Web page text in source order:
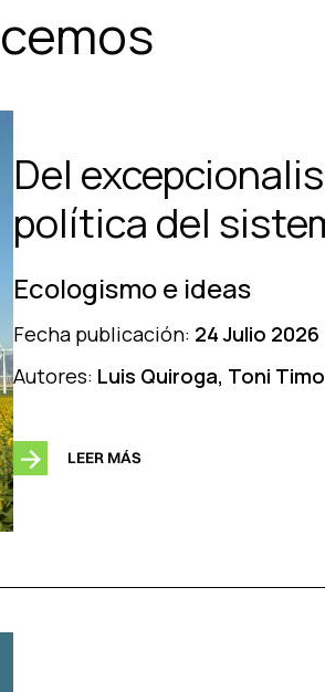
Del
política del
Ecologismo e ideas
Fecha publicación: 24 Julio 2026
Autores: Luis Quiroga, Toni
LEER MÁS